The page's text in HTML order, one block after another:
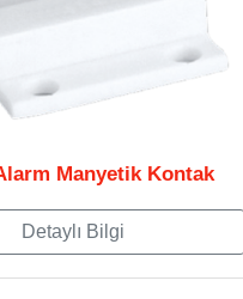
Manyetik Kontak
Detaylı Bilgi